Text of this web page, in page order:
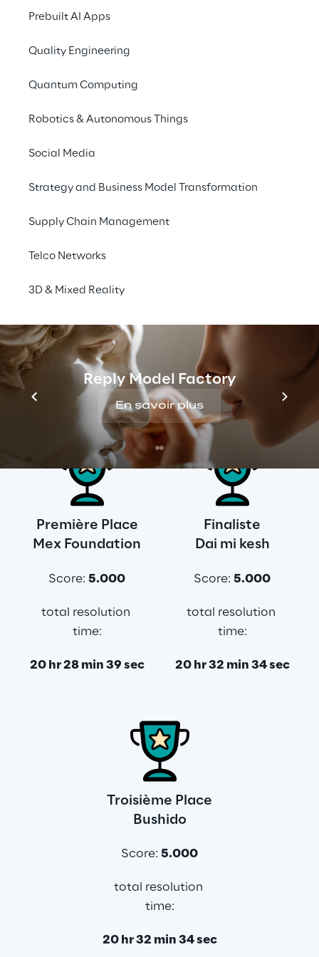
Prebuilt AI Apps
Quality Engineering
Quantum Computing
Robotics & Autonomous Things
Social Media
Strategy and Business Model Transformation
Supply Chain Management
Telco Networks
3D & Mixed Reality
Reply Model Factory
En savoir plus
15.000
Inscriptions
2.820
Standard Edition
+22.000
Teen edition - Les
Gagnants
Voici les trois joueurs les mieux classés qui
ont participé à ce défi:
Première Place
Mex Foundation
Score: 5.000
total resolution
time:
20 hr 28 min 39 sec
Finaliste
Dai mi kesh
Score: 5.000
total resolution
time:
20 hr 32 min 34 sec
Troisième Place
Bushido
Score: 5.000
total resolution
time:
20 hr 32 min 34 sec